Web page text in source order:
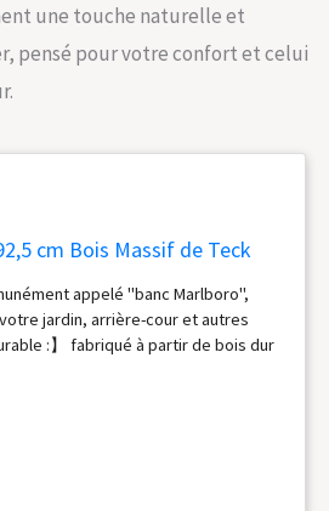
une touche naturelle et
pensé pour votre confort et celui
cm Bois Massif de Teck
appelé "banc Marlboro",
jardin, arrière-cour et autres
:】 fabriqué à partir de bois dur
lisse. Le bois de teck est connu
aux intempéries. 【Expérience
des accoudoirs et un dossier,
【Design élégant :】 le design
de charme unique à votre